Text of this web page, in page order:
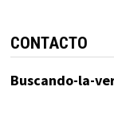
CONTACTO
Buscando-la-